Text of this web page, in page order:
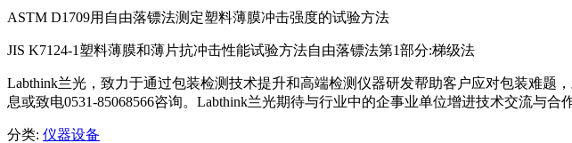
ASTM D1709用自由落镖法测定塑料薄膜冲击强度的试验方法
JIS K7124-1塑料薄膜和薄片抗冲击性能试验方法自由落镖法第1部分:梯级法
Labthink兰光，致力于通过包装检测技术提升和高端检测仪器研发帮助客户应对包装难题
息或致电0531-85068566咨询。Labthink兰光期待与行业中的企事业单位增进技术交流与合作
分类: 仪器设备